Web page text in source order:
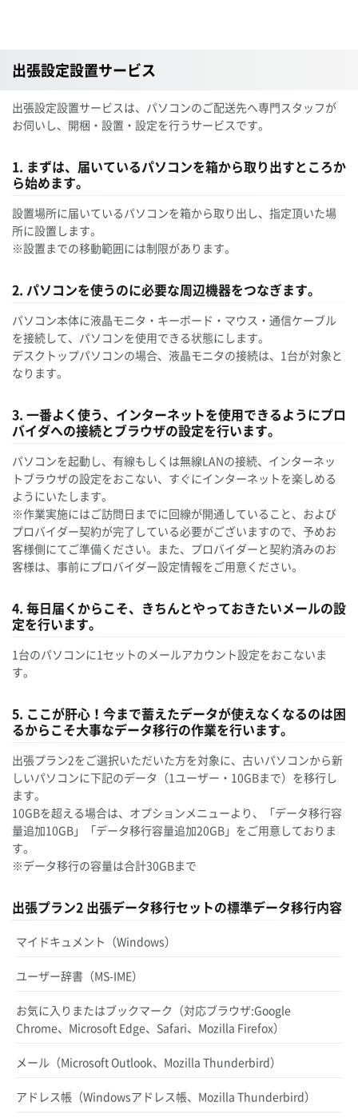
出張設定設置サービス
出張設定設置サービスは、パソコンのご配送先へ専門スタッフが
お伺いし、開梱・設置・設定を行うサービスです。
1. まずは、届いているパソコンを箱から取り出すところか
ら始めます。
設置場所に届いているパソコンを箱から取り出し、指定頂いた場
所に設置します。
※設置までの移動範囲には制限があります。
2. パソコンを使うのに必要な周辺機器をつなぎます。
パソコン本体に液晶モニタ・キーボード・マウス・通信ケーブル
を接続して、パソコンを使用できる状態にします。
デスクトップパソコンの場合、液晶モニタの接続は、1台が対象と
なります。
3. 一番よく使う、インターネットを使用できるようにプロ
バイダへの接続とブラウザの設定を行います。
パソコンを起動し、有線もしくは無線LANの接続、インターネッ
トブラウザの設定をおこない、すぐにインターネットを楽しめる
ようにいたします。
※作業実施にはご訪問日までに回線が開通していること、および
プロバイダー契約が完了している必要がございますので、予めお
客様側にてご準備ください。また、プロバイダーと契約済みのお
客様は、事前にプロバイダー設定情報をご用意ください。
4. 毎日届くからこそ、きちんとやっておきたいメールの設
定を行います。
1台のパソコンに1セットのメールアカウント設定をおこないま
す。
5. ここが肝心！今まで蓄えたデータが使えなくなるのは困
るからこそ大事なデータ移行の作業を行います。
出張プラン2をご選択いただいた方を対象に、古いパソコンから新
しいパソコンに下記のデータ（1ユーザー・10GBまで）を移行し
ます。
10GBを超える場合は、オプションメニューより、「データ移行容
量追加10GB」「データ移行容量追加20GB」をご用意しておりま
す。
※データ移行の容量は合計30GBまで
出張プラン2 出張データ移行セットの標準データ移行内容
マイドキュメント（Windows）
ユーザー辞書（MS-IME）
お気に入りまたはブックマーク（対応ブラウザ:Google
Chrome、Microsoft Edge、Safari、Mozilla Firefox）
メール（Microsoft Outlook、Mozilla Thunderbird）
アドレス帳（Windowsアドレス帳、Mozilla Thunderbird）